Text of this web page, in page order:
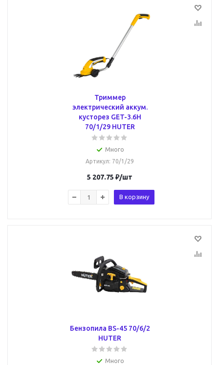
Триммер
электрический аккум.
кусторез GET-3.6H
70/1/29 HUTER
Много
Артикул: 70/1/29
5 207.75 ₽/шт
В корзину
Бензопила BS-45 70/6/2
HUTER
Много